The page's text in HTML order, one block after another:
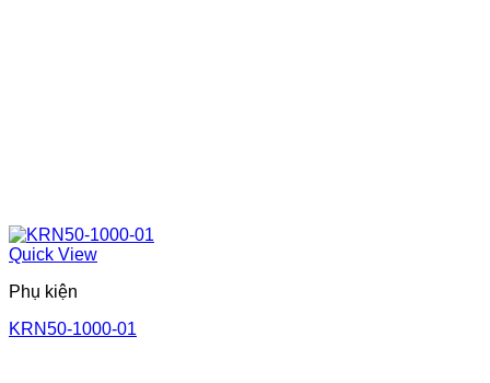
Quick View
Phụ kiện
KRN50-1000-01